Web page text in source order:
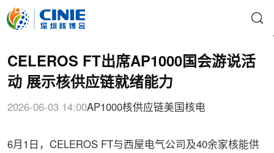
CELEROS FT出席AP1000国会游说活
动 展示核供应链就绪能力
2026-06-03 14:00AP1000核供应链美国核电
6月1日，CELEROS FT与西屋电气公司及40余家核能供